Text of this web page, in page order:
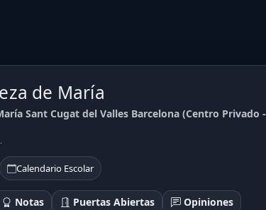
de María
Sant Cugat del Valles Barcelona (Centro Privado -
Calendario Escolar
Notas Puertas Abiertas
Opiniones